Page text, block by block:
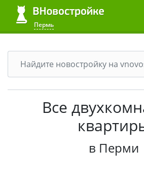
Пермь
Все
в Перми